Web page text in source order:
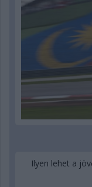
Ilyen lehet a